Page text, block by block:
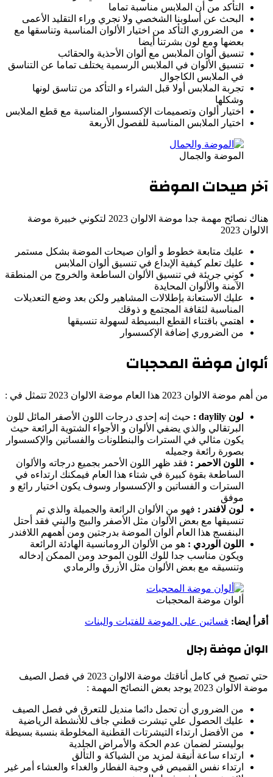
التأكد من أن الملابس مناسبة تماما
البحث عن أسلوبنا الشخصي ولا نجري وراء التقليد الأعمى
من الضروري التأكد من اختيار الألوان المناسبة وتناسقها مع
بعضها ومع لون بشرتنا أيضا
تنسيق ألوان الملابس مع ألوان الأحذية والحقائب
تنسيق الألوان في الملابس الرسمية يختلف تماما عن التناسق
في الملابس الكاجوال
تجربة الملابس أولا قبل الشراء و التأكد من تناسق لونها
وشكلها
اختيار ألوان وتصميمات الإكسسوار المناسبة مع قطع الملابس
اختيار الملابس المناسبة للفصول الأربعة
الموضة والجمال
آخر صيحات الموضة
هناك نصائح مهمة جدا موضة الالوان 2023 لتكوني خبيرة موضة
الالوان 2023
عليك متابعة خطوط و ألوان صيحات الموضة بشكل مستمر
عليك تعلم كيفية الإبداع في تنسيق ألوان الملابس
كوني جريئة في تنسيق الألوان الساطعة والخروج من المنطقة
الآمنة والألوان المحايدة
عليك الاستعانة بإطلالات المشاهير ولكن بعد وضع التعديلات
المناسبة لثقافة المجتمع و ذوقك
اهتمي باقتناء القطع البسيطة لسهولة تنسيقها
من الضروري إضافة الإكسسوار
ألوان موضة المحجبات
من أهم موضة الالوان 2023 هذا العام موضة الالوان 2023 تتمثل في :
لون daylily
: حيث إنه إحدى درجات اللون الأصفر المائل للون
البرتقالي والذي يضفي الألوان و الأجواء الشتوية الرائعة حيث
يكون مثالي في السترات والبنطلونات والفساتين والإكسسوار
بصورة رائعة وجميله
اللون الاحمر : فقد ظهر اللون الأحمر بجميع درجاته والألوان
الساطعة بقوة كبيرة في شتاء هذا العام فيمكنك ارتداءه في
السترات و الفساتين و الإكسسوار وسوف يكون اختيار رائع و
موفق
لون لافندر : فهو من الألوان الرائعة والجميلة والذي تم
تنسيقها مع بعض الألوان مثل الأصفر والبيج والبني فقد أحتل
البنفسج هذا العام ألوان الموضة بدرجتين ومن أهمهم اللافندر
اللون الوردي : هو من الألوان الرومانسية الهادئة الرائعة
ويكون مناسب جدا للوك اللون الموحد ومن الممكن إدخاله
وتنسيقه مع بعض الألوان مثل الأزرق والرمادي
ألوان موضة المحجبات
أقرأ ايضا: فساتين على الموضة للفتيات والبنات
الوان موضة رجال
حتي تصبح في كامل أناقتك موضة الالوان 2023 في فصل الصيف
موضة الالوان 2023 يوجد بعض النصائح المهمة :
من الضروري أن تحمل دائما منديل للتعرق في فصل الصيف
عليك الحصول علي تيشرت قطني جاف للأنشطة الرياضية
من الأفضل ارتداء التيشرتات القطنية المخلوطة بنسبة بسيطة
بوليستر لضمان عدم الحكة والأمراض الجلدية
ارتداء ساعة أنيقة لمزيد من الشياكة و التألق
ارتداء نفس القميص في وجبة الفطار والغداء والعشاء أمر غير